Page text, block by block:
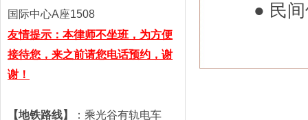
国际中心A座1508
友情提示：本律师不坐班，为方便
接待您，来之前请您电话预约，谢
谢！
【地铁路线】
：乘光谷有轨电车
● 民间